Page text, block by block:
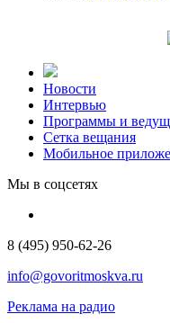
Новости
Интервью
Программы и
Сетка вещания
Мобильное
Мы в соцсетях
8 (495) 950-62-26
info@govoritmoskva.ru
Реклама на радио